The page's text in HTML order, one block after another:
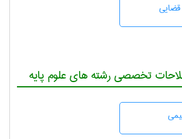
قضایی
تخصصی رشته های علوم پایه